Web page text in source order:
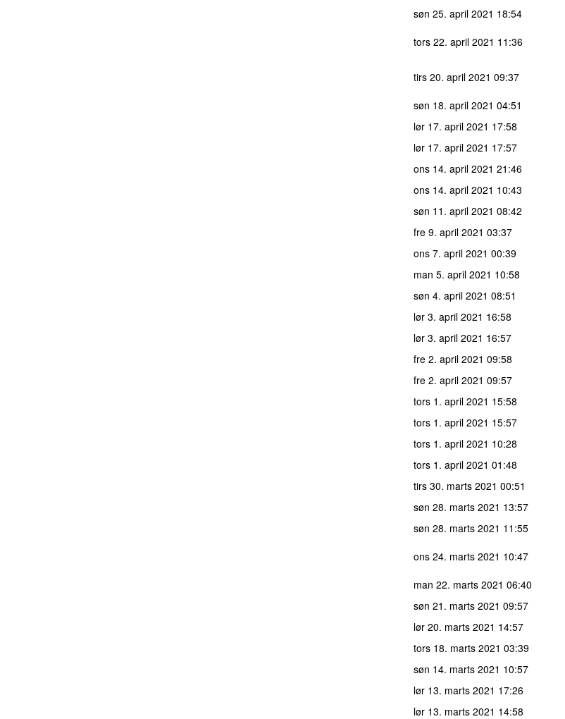
søn 25. april 2021 18:54
tors 22. april 2021 11:36
tirs 20. april 2021 09:37
søn 18. april 2021 04:51
lør 17. april 2021 17:58
lør 17. april 2021 17:57
ons 14. april 2021 21:46
ons 14. april 2021 10:43
søn 11. april 2021 08:42
fre 9. april 2021 03:37
ons 7. april 2021 00:39
man 5. april 2021 10:58
søn 4. april 2021 08:51
lør 3. april 2021 16:58
lør 3. april 2021 16:57
fre 2. april 2021 09:58
fre 2. april 2021 09:57
tors 1. april 2021 15:58
tors 1. april 2021 15:57
tors 1. april 2021 10:28
tors 1. april 2021 01:48
tirs 30. marts 2021 00:51
søn 28. marts 2021 13:57
søn 28. marts 2021 11:55
ons 24. marts 2021 10:47
man 22. marts 2021 06:40
søn 21. marts 2021 09:57
lør 20. marts 2021 14:57
tors 18. marts 2021 03:39
søn 14. marts 2021 10:57
lør 13. marts 2021 17:26
lør 13. marts 2021 14:58